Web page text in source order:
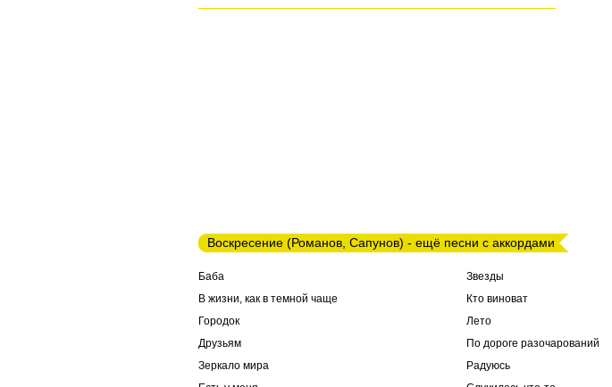
Воскресение (Романов, Сапунов) - ещё песни с аккордами
Баба
В жизни, как в темной чаще
Городок
Друзьям
Зеркало мира
Звезды
Кто виноват
Лето
По дороге разочарований
Радуюсь